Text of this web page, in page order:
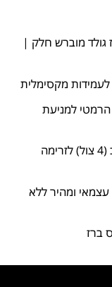
גולד מוברש חלק |
למניעת
פתח יציאה תקני ורחב (4 צול) לזרימה
ומהיר ללא
ברז